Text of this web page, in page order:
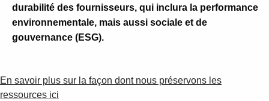
durabilité des fournisseurs, qui inclura la performance
environnementale, mais aussi sociale et de
gouvernance (ESG).
En savoir plus sur la façon dont nous préservons les
ressources ici